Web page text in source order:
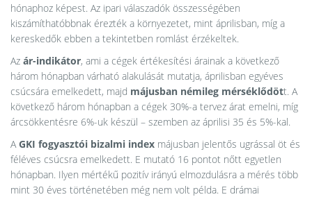
hónaphoz képest. Az ipari válaszadók összességében
kiszámíthatóbbnak érezték a környezetet, mint áprilisban, míg a
kereskedők ebben a tekintetben romlást érzékeltek.
Az ár-indikátor, ami a cégek értékesítési árainak a következő
három hónapban várható alakulását mutatja, áprilisban egyéves
csúcsára emelkedett, majd májusban némileg mérséklődött. A
következő három hónapban a cégek 30%-a tervez árat emelni, míg
árcsökkentésre 6%-uk készül – szemben az áprilisi 35 és 5%-kal.
AGKI fogyasztói bizalmi index májusban jelentős ugrással öt és
féléves csúcsra emelkedett. E mutató 16 pontot nőtt egyetlen
hónapban. Ilyen mértékű pozitív irányú elmozdulásra a mérés több
mint 30 éves történetében még nem volt példa. E drámai